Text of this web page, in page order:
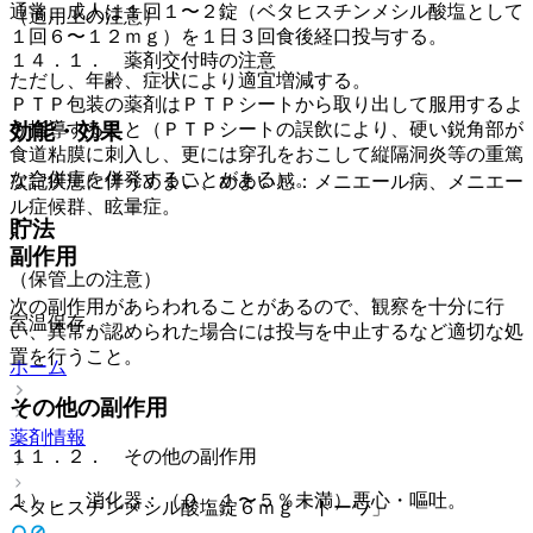
（適用上の注意）
１４．１． 薬剤交付時の注意
ＰＴＰ包装の薬剤はＰＴＰシートから取り出して服用するよ
う指導すること（ＰＴＰシートの誤飲により、硬い鋭角部が
食道粘膜に刺入し、更には穿孔をおこして縦隔洞炎等の重篤
な合併症を併発することがある）。
貯法
（保管上の注意）
室温保存。
ホーム
薬剤情報
ベタヒスチンメシル酸塩錠６ｍｇ「トーワ」
通常、成人は１回１〜２錠（ベタヒスチンメシル酸塩として
１回６〜１２ｍｇ）を１日３回食後経口投与する。
ただし、年齢、症状により適宜増減する。
効能・効果
次記疾患に伴うめまい、めまい感：メニエール病、メニエー
ル症候群、眩暈症。
副作用
次の副作用があらわれることがあるので、観察を十分に行
い、異常が認められた場合には投与を中止するなど適切な処
置を行うこと。
その他の副作用
１１．２． その他の副作用
１）． 消化器：（０．１〜５％未満）悪心・嘔吐。